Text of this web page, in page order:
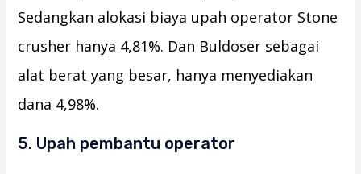
Sedangkan alokasi biaya upah operator Stone
crusher hanya 4,81%. Dan Buldoser sebagai
alat berat yang besar, hanya menyediakan
dana 4,98%.
5. Upah pembantu operator